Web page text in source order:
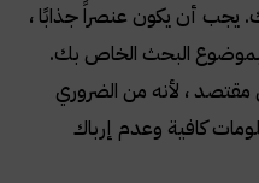
يجب أن يكون عنصراً جذابًا ،
البحث الخاص بك.
، لأنه من الضروري
كافية وعدم إرباك